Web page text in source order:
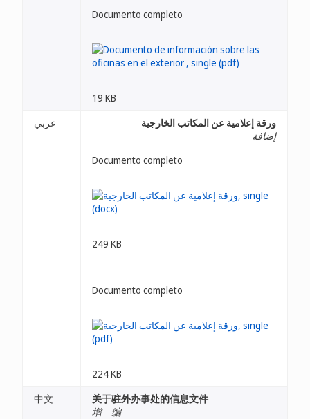
Documento completo
19 KB
عربي
ورقة إعلامية عن المكاتب الخارجية
إضافة
Documento completo
249 KB
Documento completo
224 KB
中文
关于驻外办事处的信息文件
增 编